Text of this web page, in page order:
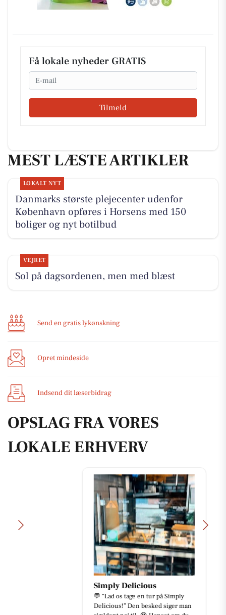
Få lokale nyheder GRATIS
Email
Tilmeld
MEST LÆSTE ARTIKLER
LOKALT NYT
Danmarks største plejecenter udenfor
København opføres i Horsens med 150
boliger og nyt botilbud
VEJRET
Sol på dagsordenen, men med blæst
Send en gratis lykønskning
Opret mindeside
Indsend dit læserbidrag
OPSLAG FRA VORES
LOKALE ERHVERV
Simply Delicious
💬 “Lad os tage en tur på Simply
Delicious!” Den besked siger man